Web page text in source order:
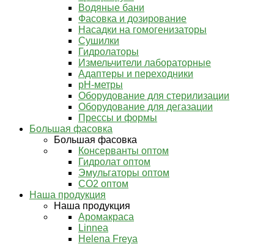
Водяные бани
Фасовка и дозирование
Насадки на гомогенизаторы
Сушилки
Гидролаторы
Измельчители лабораторные
Адаптеры и переходники
pH-метры
Оборудование для стерилизации
Оборудование для дегазации
Прессы и формы
Большая фасовка
Большая фасовка
Консерванты оптом
Гидролат оптом
Эмульгаторы оптом
СО2 оптом
Наша продукция
Наша продукция
Аромакраса
Linnea
Helena Freya